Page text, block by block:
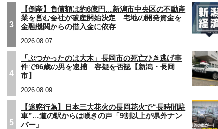
3
【倒産】負債額は約6億円…新潟市中央区の不動産
業を営む会社が破産開始決定 宅地の開発資金を
金融機関からの借入金に依存
2026.08.07
4
「ぶつかったのは大木」長岡市の死亡ひき逃げ事
件で86歳の男を逮捕 容疑を否認【新潟・長岡
市】
2026.08.09
5
【迷惑行為】日本三大花火の長岡花火で“長時間駐
車”…道の駅からは嘆きの声「9割以上が県外ナン
バー」